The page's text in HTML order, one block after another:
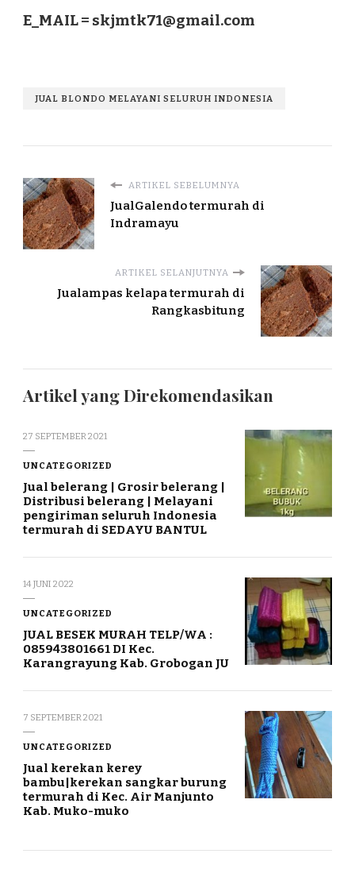
E_MAIL = skjmtk71@gmail.com
JUAL BLONDO MELAYANI SELURUH INDONESIA
ARTIKEL SEBELUMNYA
JualGalendo termurah di
Indramayu
ARTIKEL SELANJUTNYA
Jualampas kelapa termurah di
Rangkasbitung
Artikel yang Direkomendasikan
27 SEPTEMBER 2021
UNCATEGORIZED
Jual belerang | Grosir belerang |
Distribusi belerang | Melayani
pengiriman seluruh Indonesia
termurah di SEDAYU BANTUL
14 JUNI 2022
UNCATEGORIZED
JUAL BESEK MURAH TELP/WA :
085943801661 DI Kec.
Karangrayung Kab. Grobogan JU
7 SEPTEMBER 2021
UNCATEGORIZED
Jual kerekan kerey
bambu|kerekan sangkar burung
termurah di Kec. Air Manjunto
Kab. Muko-muko